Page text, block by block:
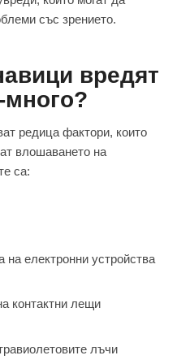
със зрението.
вредят
много?
редица фактори, които
влошаването на
са:
на електронни устройства
контактни лещи
лъчи